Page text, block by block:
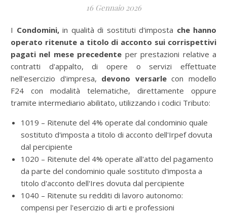
16 Gennaio 2026
I Condomini,in qualità di sostituti d'imposta che hanno
operato ritenute a titolo di acconto sui corrispettivi
pagati nel mese precedente per prestazioni relative a
contratti d'appalto, di opere o servizi effettuate
nell'esercizio d'impresa, devono versarlecon modello
F24 con modalità telematiche, direttamente oppure
tramite intermediario abilitato, utilizzando i codici Tributo:
1019 – Ritenute del 4% operate dal condominio quale
sostituto d'imposta a titolo di acconto dell'Irpef dovuta
dal percipiente
1020 – Ritenute del 4% operate all'atto del pagamento
da parte del condominio quale sostituto d'imposta a
titolo d'acconto dell'Ires dovuta dal percipiente
1040 – Ritenute su redditi di lavoro autonomo:
compensi per l'esercizio di arti e professioni